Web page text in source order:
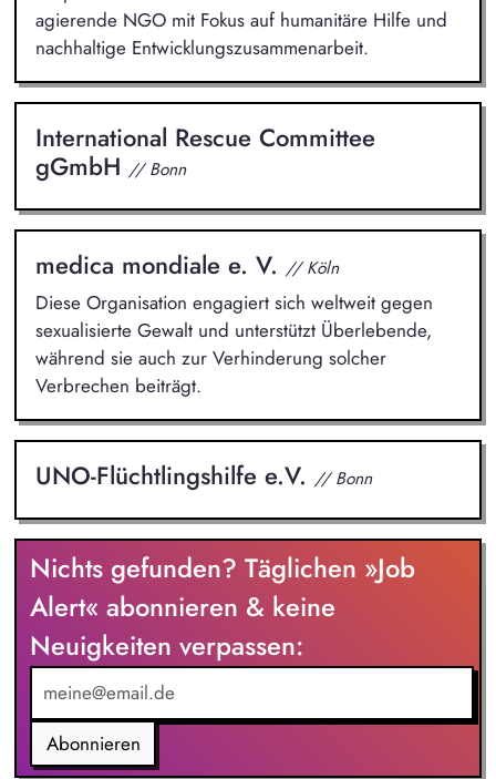
agierende NGO mit Fokus auf humanitäre Hilfe und
nachhaltige Entwicklungszusammenarbeit.
International Rescue Committee
gGmbH // Bonn
medica mondiale e. V. // Köln
Diese Organisation engagiert sich weltweit gegen
sexualisierte Gewalt und unterstützt Überlebende,
während sie auch zur Verhinderung solcher
Verbrechen beiträgt.
UNO-Flüchtlingshilfe e.V. // Bonn
Nichts gefunden? Täglichen »Job
Alert« abonnieren & keine
Neuigkeiten verpassen:
Abonnieren